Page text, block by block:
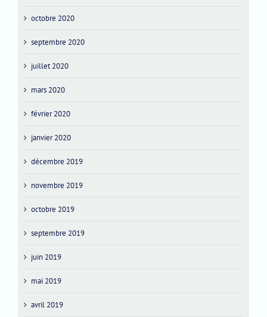
octobre 2020
septembre 2020
juillet 2020
mars 2020
février 2020
janvier 2020
décembre 2019
novembre 2019
octobre 2019
septembre 2019
juin 2019
mai 2019
avril 2019